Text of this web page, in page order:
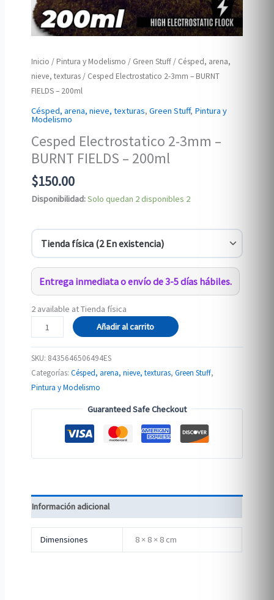
Inicio / Pintura y Modelismo / Green Stuff / Césped, arena,
nieve, texturas / Cesped Electrostatico 2-3mm – BURNT
FIELDS – 200ml
Césped, arena, nieve, texturas,Green Stuff, Pintura y
Modelismo
Cesped Electrostatico 2-3mm –
BURNT FIELDS – 200ml
$150.00
Disponibilidad:Solo quedan 2 disponibles 2
Entrega inmediata o envío de 3-5 días hábiles.
2 available at Tienda física
Cesped
Electrostatico
FIELDS
Añadir al carrito
SKU: 8435646506494ES
Categorías:Césped, arena, nieve, texturas,Green Stuff,
Pintura y Modelismo
Guaranteed Safe Checkout
Información adicional
Dimensiones 8 × 8 × 8 cm